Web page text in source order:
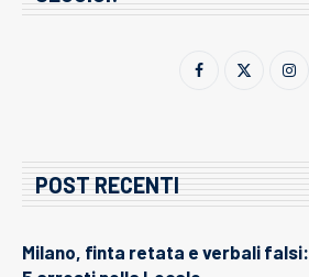
POST RECENTI
Milano, finta retata e verbali falsi: